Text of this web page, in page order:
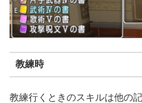
教練時
教練行くときのスキルは他の